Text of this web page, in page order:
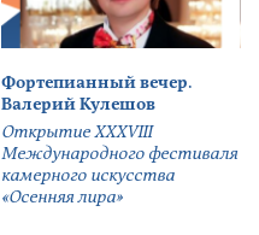
Фортепианный вечер.
Валерий Кулешов
Открытие ХХХVIII
Международного фестиваля
камерного искусства
«Осенняя лира»